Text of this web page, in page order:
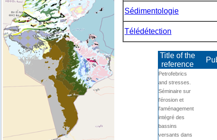
Sédimentologie
Télédétection
Title of the
reference
Petrofebrics
and stresses.
Séminaire sur
l'érosion et
l'aménagement
intégré des
bassins
versants dans